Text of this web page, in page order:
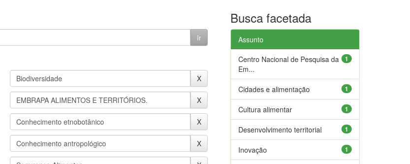
Busca facetada
Assunto
1
Centro Nacional de Pesquisa da
Em...
1
Cidades e alimentação
1
Cultura alimentar
1
Desenvolvimento territorial
1
Inovação